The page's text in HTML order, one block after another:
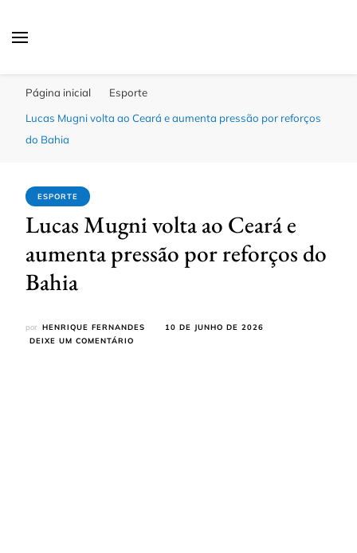
Página inicial
Esporte
Lucas Mugni volta ao Ceará e aumenta pressão por reforços
do Bahia
ESPORTE
Lucas Mugni volta ao Ceará e
aumenta pressão por reforços do
Bahia
por HENRIQUE FERNANDES
10 DE JUNHO DE 2026
DEIXE UM COMENTÁRIO